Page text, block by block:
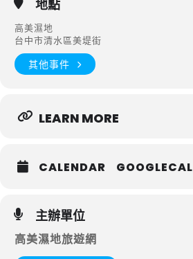
地點
高美濕地
台中市清水區美堤街
其他事件
LEARN MORE
CALENDAR GOOGLECAL
主辦單位
高美濕地旅遊網